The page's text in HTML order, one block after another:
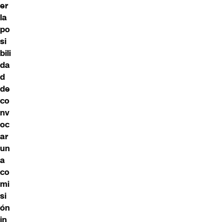
er
la
po
si
bili
da
d
de
co
nv
oc
ar
un
a
co
mi
si
ón
in